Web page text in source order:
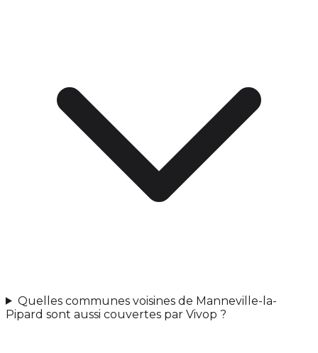
Quelles communes voisines de Manneville-la-
Pipard sont aussi couvertes par Vivop ?